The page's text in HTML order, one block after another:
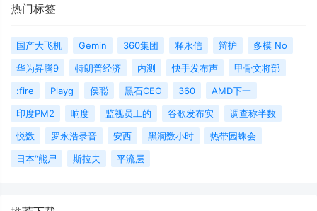
热门标签
国产大飞机 Gemin 360集团 释永信 辩护
多模 No
华为昇腾9
特朗普经济 内测 快手发布声
甲骨文将部
:fire
Playg 侯聪 黑石CEO 360
AMD下一
印度PM2
响度 监视员工的 谷歌发布实
调查称半数
悦数
罗永浩录音 安西 黑洞数小时
热带园蛛会
日本“熊尸
斯拉夫 平流层